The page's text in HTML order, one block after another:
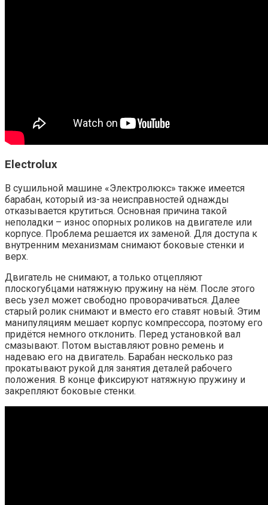
Electrolux
В сушильной машине «Электролюкс» также имеется
барабан, который из-за неисправностей однажды
отказывается крутиться. Основная причина такой
неполадки – износ опорных роликов на двигателе или
корпусе. Проблема решается их заменой. Для доступа к
внутренним механизмам снимают боковые стенки и
верх.
Двигатель не снимают, а только отцепляют
плоскогубцами натяжную пружину на нём. После этого
весь узел может свободно проворачиваться. Далее
старый ролик снимают и вместо его ставят новый. Этим
манипуляциям мешает корпус компрессора, поэтому его
придётся немного отклонить. Перед установкой вал
смазывают. Потом выставляют ровно ремень и
надеваю его на двигатель. Барабан несколько раз
прокатывают рукой для занятия деталей рабочего
положения. В конце фиксируют натяжную пружину и
закрепляют боковые стенки.